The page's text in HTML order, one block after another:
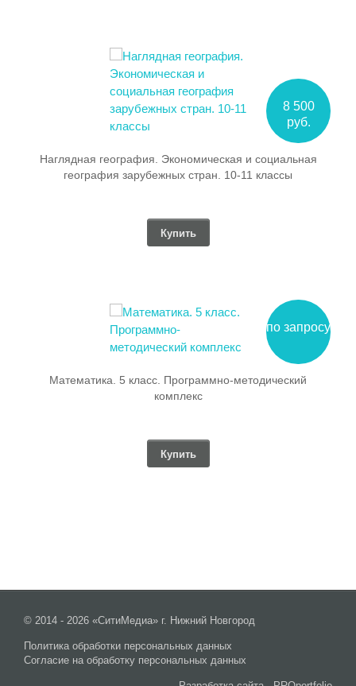
8 500
руб.
Наглядная география. Экономическая и социальная
география зарубежных стран. 10-11 классы
Купить
по запросу
Математика. 5 класс. Программно-методический
комплекс
Купить
© 2014 - 2026 «СитиМедиа» г. Нижний Новгород
Политика обработки персональных данных
Согласие на обработку персональных данных